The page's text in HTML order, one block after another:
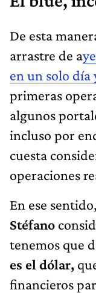
De esta
arrastre de a
en un solo día
primeras
algunos
incluso por
cuesta
operaciones
En ese
Stéfano
tenemos que
es el dólar,
financieros